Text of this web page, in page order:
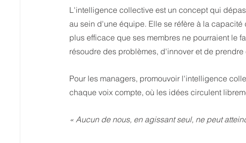
L'intelligence collective est un concept qui
au sein d'une équipe. Elle se réfère à la
plus efficace que ses membres ne pourraient le
résoudre des problèmes, d'innover et de
Pour les managers, promouvoir l'intelligence
chaque voix compte, où les idées circulent
« Aucun de nous, en agissant seul, ne peut